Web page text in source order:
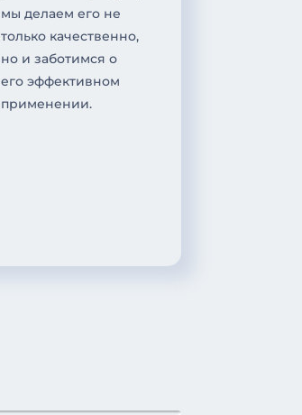
мы делаем его не
только качественно,
но и заботимся о
его эффективном
применении.